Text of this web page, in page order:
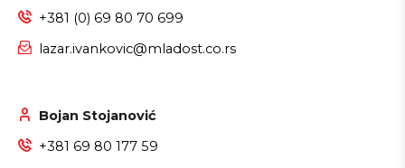
+381 (0) 69 80 70 699
lazar.ivankovic@mladost.co.rs
Bojan Stojanović
+381 69 80 177 59